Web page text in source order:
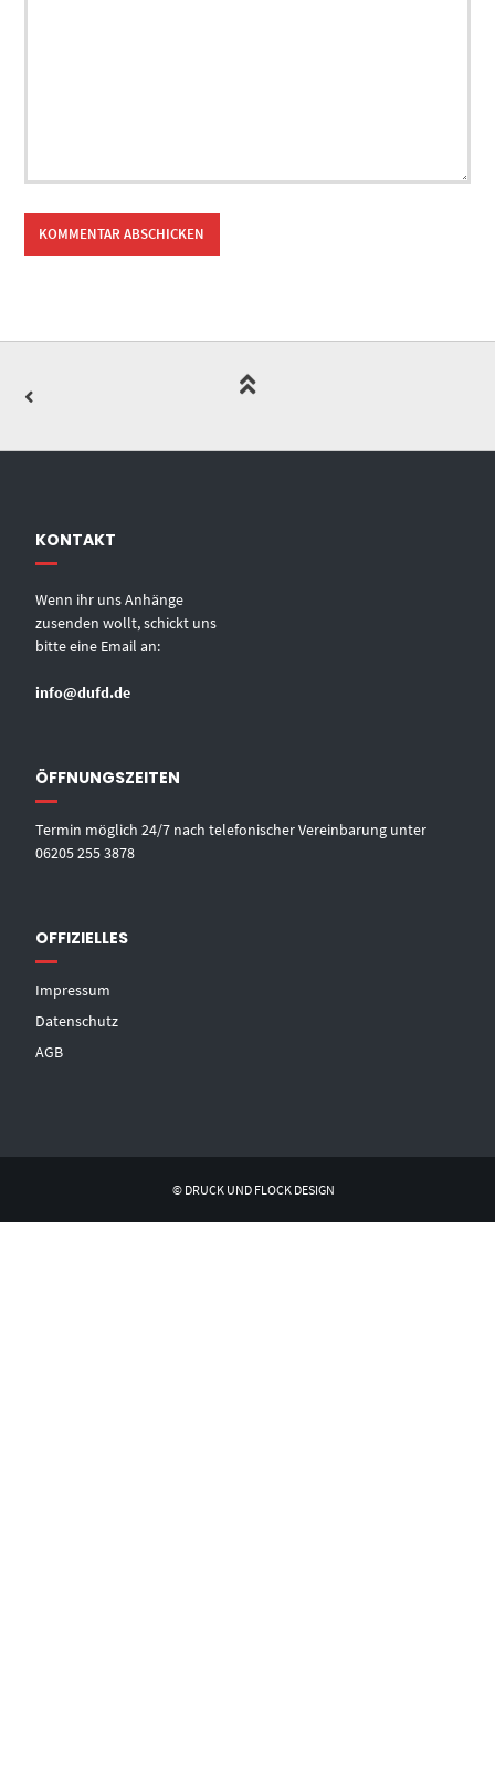
KONTAKT
Wenn ihr uns Anhänge
zusenden wollt, schickt uns
bitte eine Email an:
info@dufd.de
ÖFFNUNGSZEITEN
Termin möglich 24/7 nach telefonischer Vereinbarung unter
06205 255 3878
OFFIZIELLES
Impressum
Datenschutz
AGB
© DRUCK UND FLOCK DESIGN